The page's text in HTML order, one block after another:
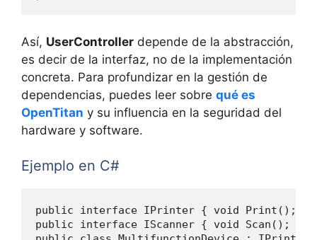
Así, UserController depende de la abstracción,
es decir de la interfaz, no de la implementación
concreta. Para profundizar en la gestión de
dependencias, puedes leer sobre qué es
OpenTitan y su influencia en la seguridad del
hardware y software.
Ejemplo en C#
public interface IPrinter { void Print(); }
public interface IScanner { void Scan(); }